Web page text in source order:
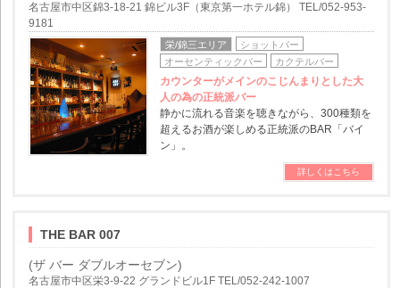
名古屋市中区錦3-18-21 錦ビル3F（東京第一ホテル錦） TEL/052-953-
9181
栄/錦三エリア
ショットバー
オーセンティックバー
カクテルバー
カウンターがメインのこじんまりとした大
人の為の正統派バー
静かに流れる音楽を聴きながら、300種類を
超えるお酒が楽しめる正統派のBAR「バイ
ン」。
詳しくはこちら
THE BAR 007
(ザ バー ダブルオーセブン)
名古屋市中区栄3-9-22 グランドビル1F TEL/052-242-1007